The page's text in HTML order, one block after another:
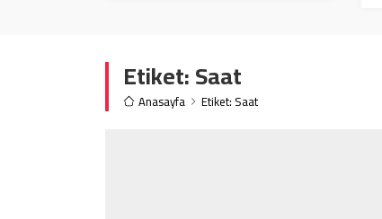
Etiket:Saat
Anasayfa Etiket: Saat